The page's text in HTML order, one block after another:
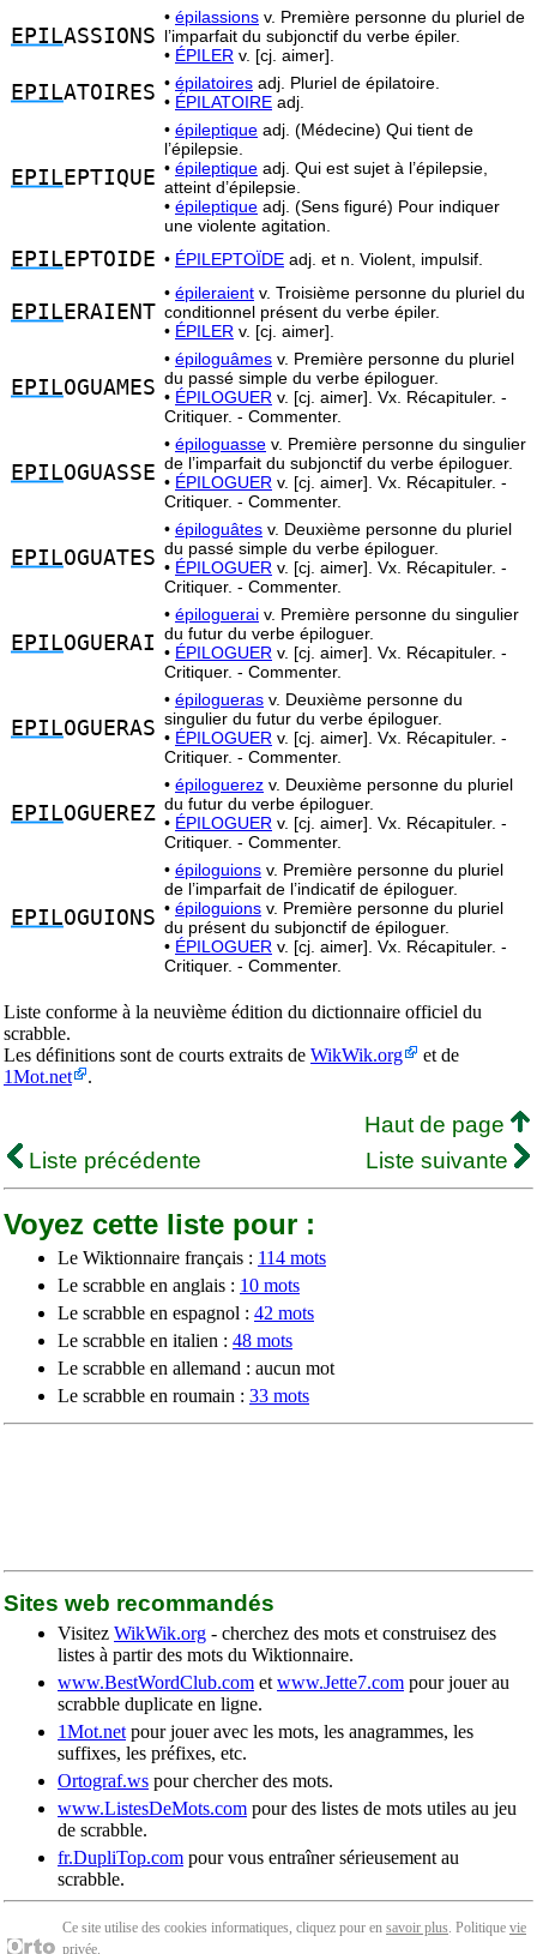
EPILASSIONS
• épilassions v. Première personne du pluriel de
l’imparfait du subjonctif du verbe épiler.
• ÉPILER v. [cj. aimer].
EPILATOIRES • épilatoires adj. Pluriel de épilatoire.
• ÉPILATOIRE adj.
EPIL EPTIQUE
• épileptique adj. (Médecine) Qui tient de
l’épilepsie.
• épileptique adj. Qui est sujet à l’épilepsie,
atteint d’épilepsie.
• épileptique adj. (Sens figuré) Pour indiquer
une violente agitation.
EPIL EPTOIDE • ÉPILEPTOÏDE adj. et n. Violent, impulsif.
EPIL ERAIENT
• épileraient v. Troisième personne du pluriel du
conditionnel présent du verbe épiler.
• ÉPILER v. [cj. aimer].
EPILOGUAMES
• épiloguâmes v. Première personne du pluriel
du passé simple du verbe épiloguer.
• ÉPILOGUER v. [cj. aimer]. Vx. Récapituler. -
Critiquer. - Commenter.
EPILOGUASSE
• épiloguasse v. Première personne du singulier
de l’imparfait du subjonctif du verbe épiloguer.
• ÉPILOGUER v. [cj. aimer]. Vx. Récapituler. -
Critiquer. - Commenter.
EPILOGUATES
• épiloguâtes v. Deuxième personne du pluriel
du passé simple du verbe épiloguer.
• ÉPILOGUER v. [cj. aimer]. Vx. Récapituler. -
Critiquer. - Commenter.
EPILOGUERAI
• épiloguerai v. Première personne du singulier
du futur du verbe épiloguer.
• ÉPILOGUER v. [cj. aimer]. Vx. Récapituler. -
Critiquer. - Commenter.
EPILOGUERAS
• épilogueras v. Deuxième personne du
singulier du futur du verbe épiloguer.
• ÉPILOGUER v. [cj. aimer]. Vx. Récapituler. -
Critiquer. - Commenter.
EPILOGUEREZ
• épiloguerez v. Deuxième personne du pluriel
du futur du verbe épiloguer.
• ÉPILOGUER v. [cj. aimer]. Vx. Récapituler. -
Critiquer. - Commenter.
EPILOGUIONS
• épiloguions v. Première personne du pluriel
de l’imparfait de l’indicatif de épiloguer.
• épiloguions v. Première personne du pluriel
du présent du subjonctif de épiloguer.
• ÉPILOGUER v. [cj. aimer]. Vx. Récapituler. -
Critiquer. - Commenter.
Liste conforme à la neuvième édition du dictionnaire officiel du
scrabble.
Les définitions sont de courts extraits de WikWik.org
et de
1Mot.net
.
Haut de page
Liste précédente
Liste suivante
Voyez cette liste pour :
Le Wiktionnaire français : 114 mots
Le scrabble en anglais : 10 mots
Le scrabble en espagnol : 42 mots
Le scrabble en italien : 48 mots
Le scrabble en allemand : aucun mot
Le scrabble en roumain : 33 mots
Sites web recommandés
Visitez WikWik.org - cherchez des mots et construisez des
listes à partir des mots du Wiktionnaire.
www.BestWordClub.com et www.Jette7.com pour jouer au
scrabble duplicate en ligne.
1Mot.net pour jouer avec les mots, les anagrammes, les
suffixes, les préfixes, etc.
Ortograf.ws pour chercher des mots.
www.ListesDeMots.com pour des listes de mots utiles au jeu
de scrabble.
fr.DupliTop.com pour vous entraîner sérieusement au
scrabble.
Ce site utilise des cookies informatiques, cliquez pour en savoir plus. Politique vie
privée.